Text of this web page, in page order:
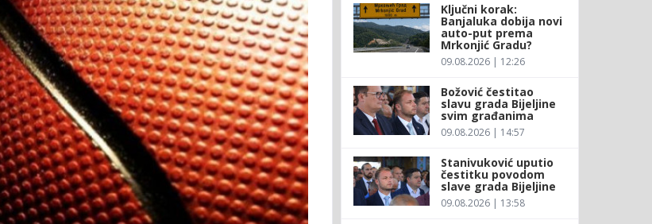
Ključni korak:
Banjaluka dobija novi
auto-put prema
Mrkonjić Gradu?
09.08.2026 | 12:26
Božović čestitao
slavu grada Bijeljine
svim građanima
09.08.2026 | 14:57
Stanivuković uputio
čestitku povodom
slave grada Bijeljine
09.08.2026 | 13:58